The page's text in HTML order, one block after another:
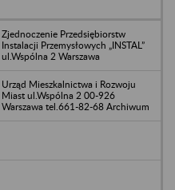
Zjednoczenie Przedsiębiorstw
Instalacji Przemysłowych „INSTAL”
ul.Wspólna 2 Warszawa
Urząd Mieszkalnictwa i Rozwoju
Miast ul.Wspólna 2 00-926
Warszawa tel.661-82-68 Archiwum